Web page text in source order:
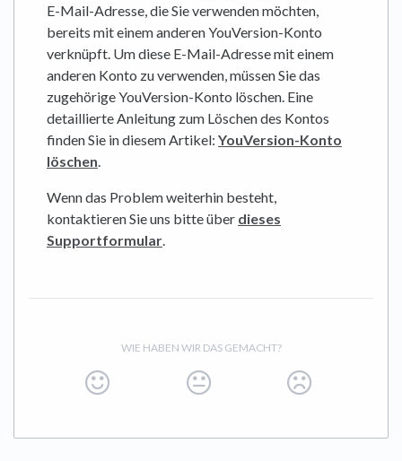
E-Mail-Adresse, die Sie verwenden möchten,
bereits mit einem anderen YouVersion-Konto
verknüpft. Um diese E-Mail-Adresse mit einem
anderen Konto zu verwenden, müssen Sie das
zugehörige YouVersion-Konto löschen. Eine
detaillierte Anleitung zum Löschen des Kontos
finden Sie in diesem Artikel: YouVersion-Konto
löschen
Wenn das Problem weiterhin besteht,
kontaktieren Sie uns bitte über dieses
Supportformular
WIE HABEN WIR DAS GEMACHT?